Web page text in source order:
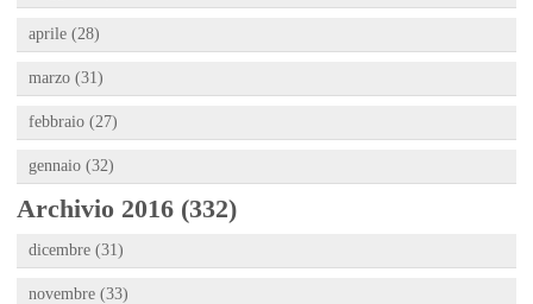
aprile (28)
marzo (31)
febbraio (27)
gennaio (32)
Archivio 2016 (332)
dicembre (31)
novembre (33)